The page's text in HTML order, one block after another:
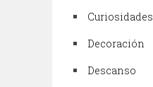
Curiosidades
Decoración
Descanso